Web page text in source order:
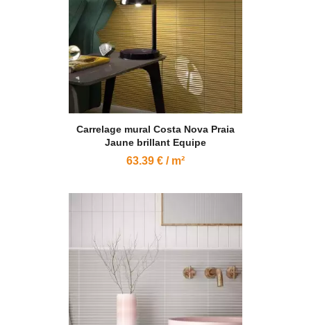
Carrelage mural Costa Nova Praia
Jaune brillant Equipe
63.39 € / m²